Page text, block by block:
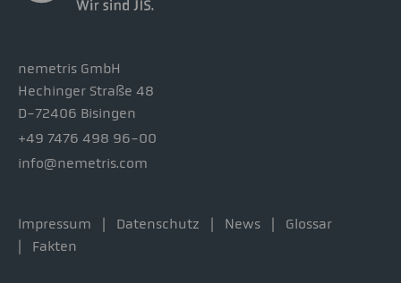
nemetris GmbH
Hechinger Straße 48
D-72406 Bisingen
+49 7476 498 96-00
info@nemetris.com
Impressum Datenschutz News
Glossar
Fakten